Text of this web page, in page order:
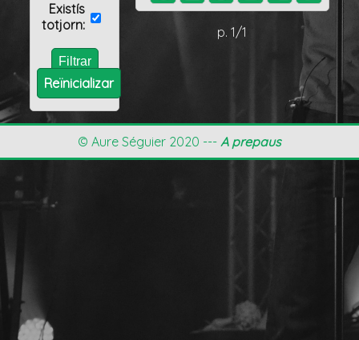
p. 1/1
Existís
totjorn:
Reïnicializar
© Aure Séguier 2020 --- A prepaus